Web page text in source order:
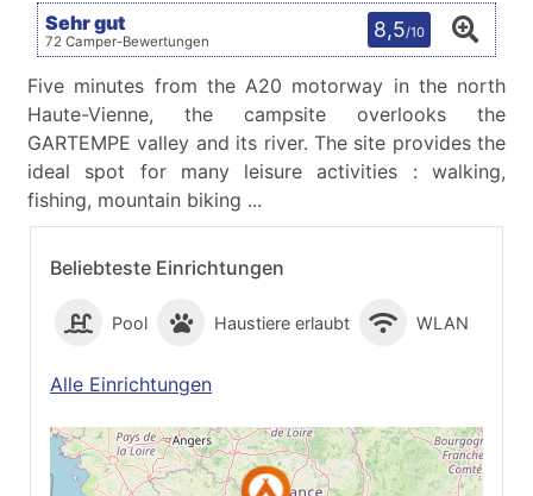
Beliebteste Einrichtungen
Pool Haustiere erlaubt WLAN
Alle Einrichtungen
Sehr gut
72 Camper-Bewertungen 8,5/10
Five minutes from the A20 motorway in the north
Haute-Vienne, the campsite overlooks the
GARTEMPE valley and its river. The site provides the
ideal spot for many leisure activities : walking,
fishing, mountain biking ...